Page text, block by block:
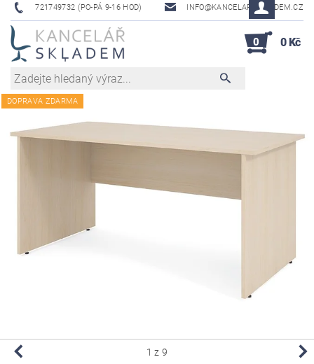
721749732 (PO-PÁ 9-16 HOD) INFO@KANCELAR-SKLADEM.CZ
0 0 Kč
DOPRAVA ZDARMA
1 z 9